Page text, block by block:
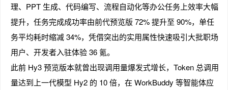
理、PPT 生成、代码编写、流程自动化等办公任务上效率大幅
提升，任务完成成功率由前代预览版 72% 提升至 90%，单任
务平均耗时缩减 34%，凭借突出的实用属性快速吸引大批职场
用户、开发者入驻体验 36 氪。
此前 Hy3 预览版本就曾出现调用量爆发式增长，Token 总调用
量达到上一代模型 Hy2 的 10 倍，在 WorkBuddy 等智能体应